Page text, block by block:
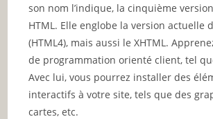
son nom l’indique, la cinquième
HTML. Elle englobe la version actuelle
(HTML4), mais aussi le XHTML.
de programmation orienté client, tel
Avec lui, vous pourrez installer des
interactifs à votre site, tels que des
cartes, etc.